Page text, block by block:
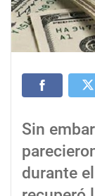
Sin
durante